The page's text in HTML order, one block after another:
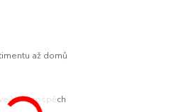
až domů
Váš prospěch